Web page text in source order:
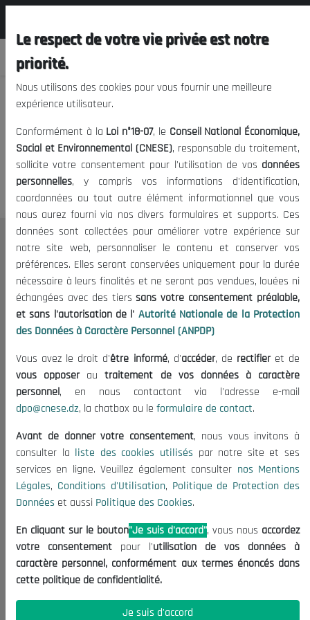
Nous vous prions de nous
excuser, mais l'accès à ce
contenu est restreint.
Le CNESE
A Propos
Le président
Organisation
Publications
Informations utiles
Appels d'offres et Consultations
Mentions Légales
Conditions d'Utilisation
Politique de Protection des Données
Politique des Cookies
Nous Contacter
(+213) 021 98 01 00|01|02
contact@cnese.dz
Suggestions ou Initiatives ?
Newsletter
dernières nouvelles.
Le respect de votre vie privée est notre
priorité.
Nous utilisons des cookies pour vous fournir une meilleure
expérience utilisateur.
Conformément à la Loi n°18-07, le Conseil National Économique,
Social et Environnemental (CNESE), responsable du traitement,
sollicite votre consentement pour l'utilisation de vos données
personnelles, y compris vos informations d'identification,
coordonnées ou tout autre élément informationnel que vous
nous aurez fourni via nos divers formulaires et supports. Ces
données sont collectées pour améliorer votre expérience sur
notre site web, personnaliser le contenu et conserver vos
préférences. Elles seront conservées uniquement pour la durée
nécessaire à leurs finalités et ne seront pas vendues, louées ni
échangées avec des tierssans votre consentement préalable,
et sans l'autorisation de l' Autorité Nationale de la Protection
des Données à Caractère Personnel (ANPDP)
Vous avez le droit d'être informé, d'accéder, de rectifieret de
vous opposerautraitement de vos données à caractère
personnel, en nous contactant via l'adresse e-mail
dpo@cnese.dz, la chatbox ou le formulaire de contact.
Avant de donner votre consentement, nous vous invitons à
consulter la liste des cookies utilisés par notre site et ses
services en ligne. Veuillez également consulter nos Mentions
Légales, Conditions d'Utilisation, Politique de Protection des
Données et aussi Politique des Cookies.
En cliquant sur le bouton"Je suis d'accord", vous nous accordez
votre consentement pour l'utilisation de vos données à
caractère personnel, conformément aux termes énoncés dans
cette politique de confidentialité.
Je suis d'accord